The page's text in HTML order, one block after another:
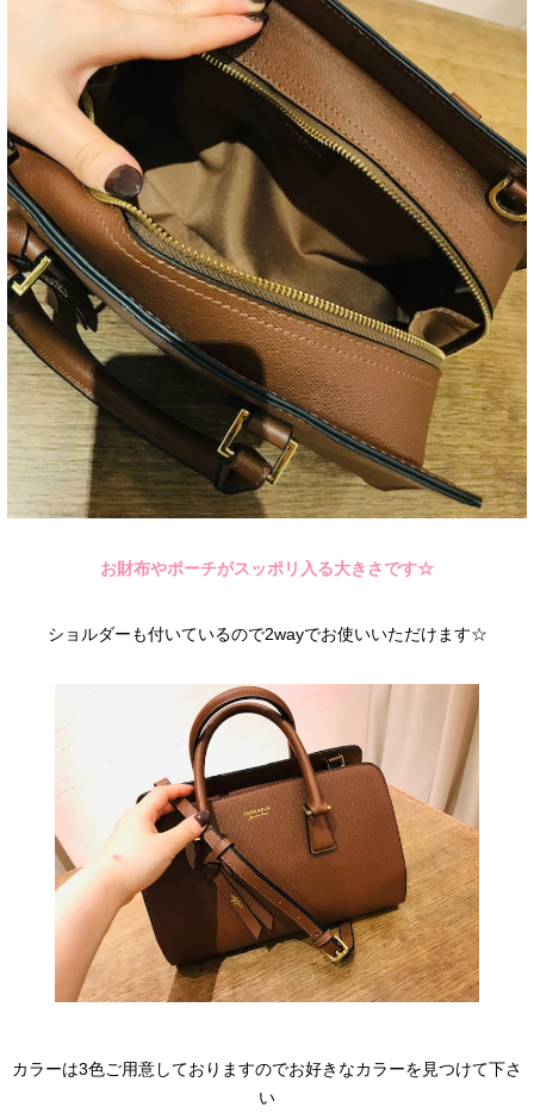
お財布やポーチがスッポリ入る大きさです☆
ショルダーも付いているので2wayでお使いいただけます☆
カラーは3色ご用意しておりますのでお好きなカラーを見つけて下さ
い